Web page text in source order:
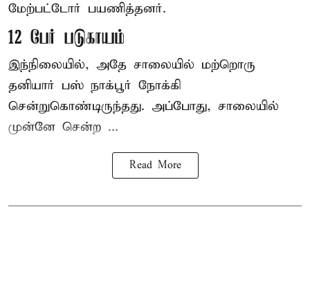
மேற்பட்டோர் பயணித்தனர்.
12 பேர் படுகாயம்
இந்நிலையில், அதே சாலையில் மற்றொரு
தனியார் பஸ் நாக்பூர் நோக்கி
சென்றுகொண்டிருந்தது. அப்போது, சாலையில்
முன்னே சென்ற ...
Read More